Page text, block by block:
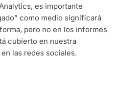
es importante
como medio significará
pero no en los informes
cubierto en nuestra
las redes sociales.